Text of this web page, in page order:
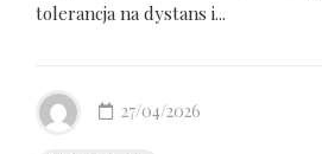
tolerancja na dystans i...
27/04/2026